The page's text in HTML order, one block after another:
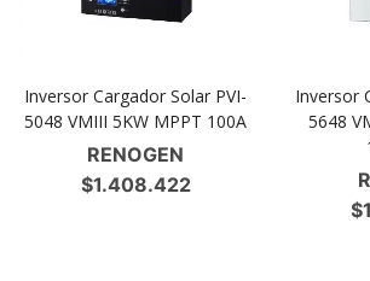
Inversor Cargador Solar PVI-
5048 VMIII 5KW MPPT 100A
RENOGEN
$1.408.422
Inversor
5648
$